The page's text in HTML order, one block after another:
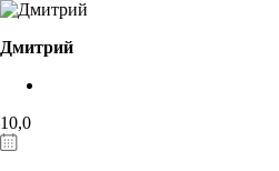
Дмитрий
10,0